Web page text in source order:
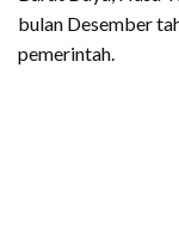
bulan Desember
pemerintah.